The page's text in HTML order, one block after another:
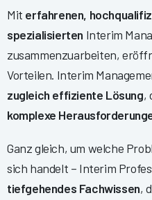
Mit erfahrenen,
spezialisierten Interim
zusammenzuarbeiten,
Vorteilen. Interim
zugleich effiziente Lösung,
komplexe
Ganz gleich, um welche
sich handelt – Interim
tiefgehendes Fachwissen,